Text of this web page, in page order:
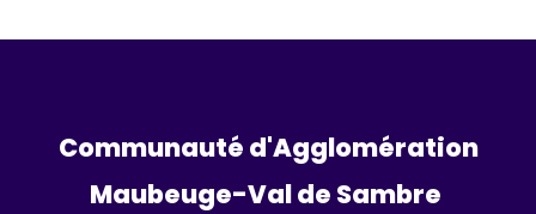
Communauté d'Agglomération
Maubeuge-Val de Sambre